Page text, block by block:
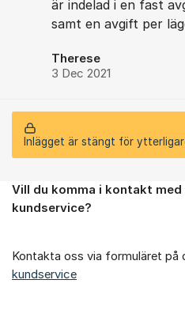
är indelad i en fast
samt en avgift per
Therese
3 Dec 2021
Inlägget är stängt för
Om forumet
Vill du komma i kontakt med
kundservice?
Kontakta oss via formuläret på
kundservice